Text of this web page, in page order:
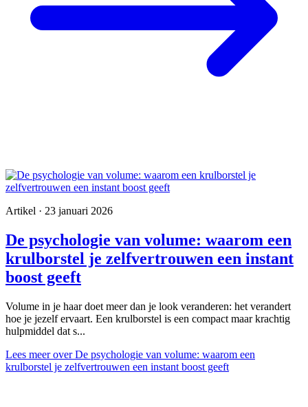
Artikel · 23 januari 2026
De psychologie van volume: waarom een
krulborstel je zelfvertrouwen een instant
boost geeft
Volume in je haar doet meer dan je look veranderen: het verandert
hoe je jezelf ervaart. Een krulborstel is een compact maar krachtig
hulpmiddel dat s...
Lees meerover De psychologie van volume: waarom een
krulborstel je zelfvertrouwen een instant boost geeft